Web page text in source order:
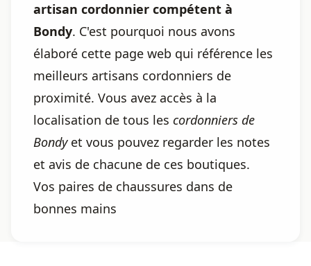
artisan cordonnier compétent à
Bondy. C'est pourquoi nous avons
élaboré cette page web qui référence les
meilleurs artisans cordonniers de
proximité. Vous avez accès à la
localisation de tous les cordonniers de
Bondyet vous pouvez regarder les notes
et avis de chacune de ces boutiques.
Vos paires de chaussures dans de
bonnes mains